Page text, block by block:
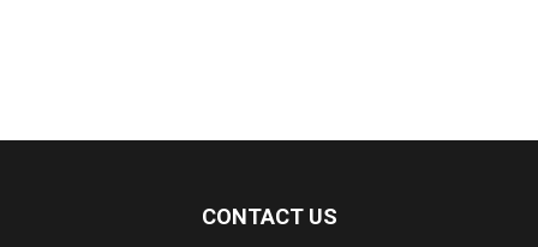
CONTACT US